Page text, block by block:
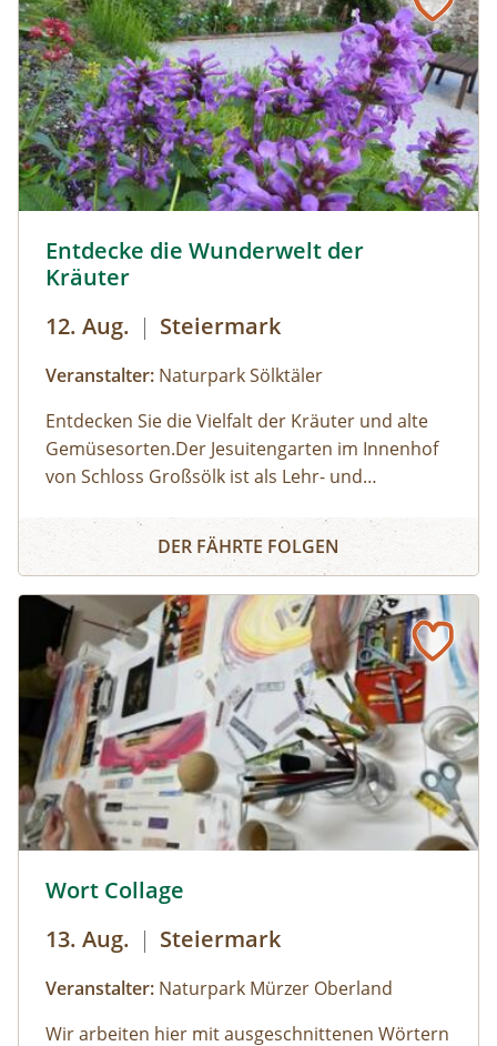
Entdecke die Wunderwelt der
Kräuter
12. Aug. | Steiermark
Veranstalter: Naturpark Sölktäler
Entdecken Sie die Vielfalt der Kräuter und alte
Gemüsesorten.Der Jesuitengarten im Innenhof
von Schloss Großsölk ist als Lehr- und
gedeihen hier viele Heil- und Gewürzkräuter
sowie neue und alte, in Vergessenheit geratene
der Kräuterführung mit Martha teilnehmen,
können die Kinder bei einer Kinderführung
einen lustigen Streifzug durch den
Jesuitengarten machen.Dauer: 2
StundenKosten: Erwachsene € 14,- | Kinder (6-
14 Jahre) € 10,- | gratis mit der Sommercard
Entdecke die Wunderwelt der Kräuter
DER FÄHRTE FOLGEN
Wort Collage
13. Aug. | Steiermark
Veranstalter: Naturpark Mürzer Oberland
Wir arbeiten hier mit ausgeschnittenen Wörtern